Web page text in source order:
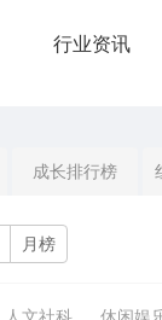
行业资讯
成长排行榜
月榜